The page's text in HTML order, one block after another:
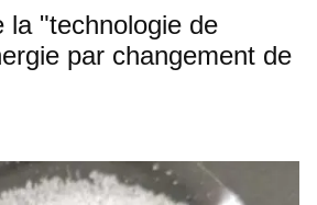
la "technologie de
par changement de